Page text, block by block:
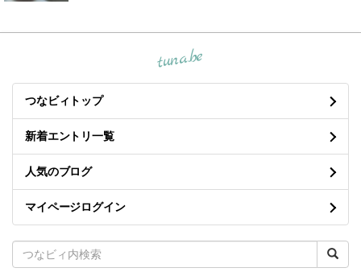
tuna.be
つなビィトップ
新着エントリ一覧
人気のブログ
マイページログイン